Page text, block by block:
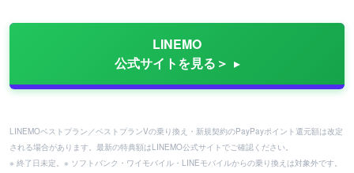
LINEMO
公式サイトを見る＞
LINEMOベストプラン／ベストプランVの乗り換え・新規契約のPayPayポイント還元額は改定
される場合があります。最新の特典額はLINEMO公式サイトでご確認ください。
※ 終了日未定。※ ソフトバンク・ワイモバイル・LINEモバイルからの乗り換えは対象外です。